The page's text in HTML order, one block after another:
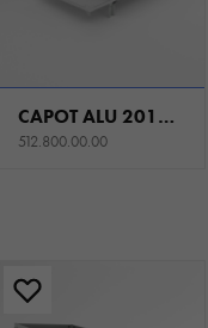
CAPOT ALU 2012/201 H0 JEU POUR LES RIDELLES D'ACIER
512.800.00.00